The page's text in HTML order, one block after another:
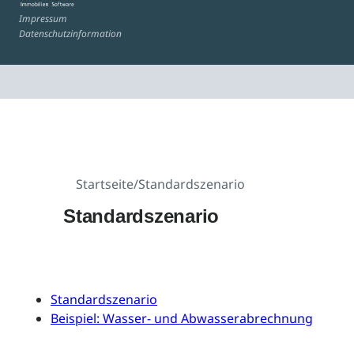
Impressum
Datenschutzinformation
Startseite/Standardszenario
Standardszenario
Standardszenario
Beispiel: Wasser- und Abwasserabrechnung